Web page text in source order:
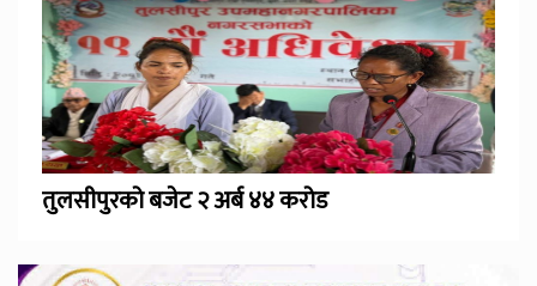
तुलसीपुरको बजेट २ अर्ब ४४ करोड